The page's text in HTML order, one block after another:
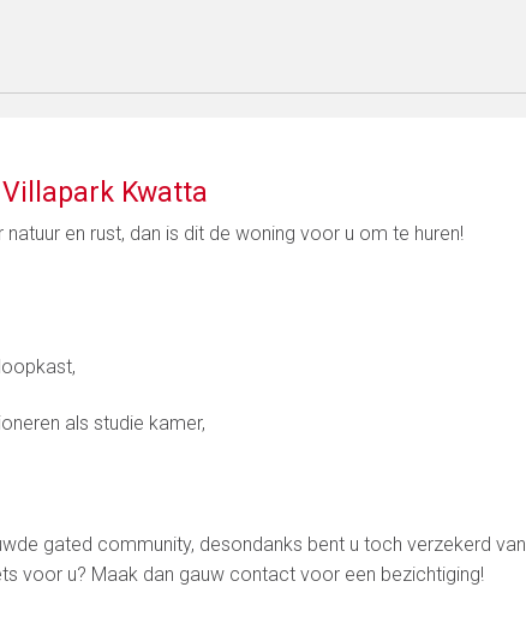
Kwatta
en rust, dan is dit de woning voor u om te huren!
als studie kamer,
gated community, desondanks bent u toch verzekerd van
voor u? Maak dan gauw contact voor een bezichtiging!